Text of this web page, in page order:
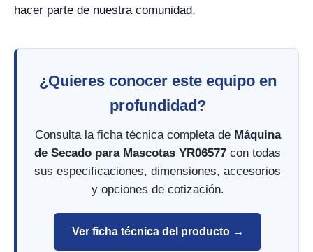
hacer parte de nuestra comunidad.
¿Quieres conocer este equipo en
profundidad?
Consulta la ficha técnica completa de Máquina
de Secado para Mascotas YR06577 con todas
sus especificaciones, dimensiones, accesorios
y opciones de cotización.
Ver ficha técnica del producto →